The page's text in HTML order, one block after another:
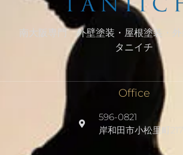
南大阪専門 外壁塗装・屋根塗装・外
タニイチ
Office
596-0821
岸和田市小松里町2179